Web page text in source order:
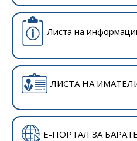
Листа на
ЛИСТА НА
Е-ПОРТАЛ ЗА